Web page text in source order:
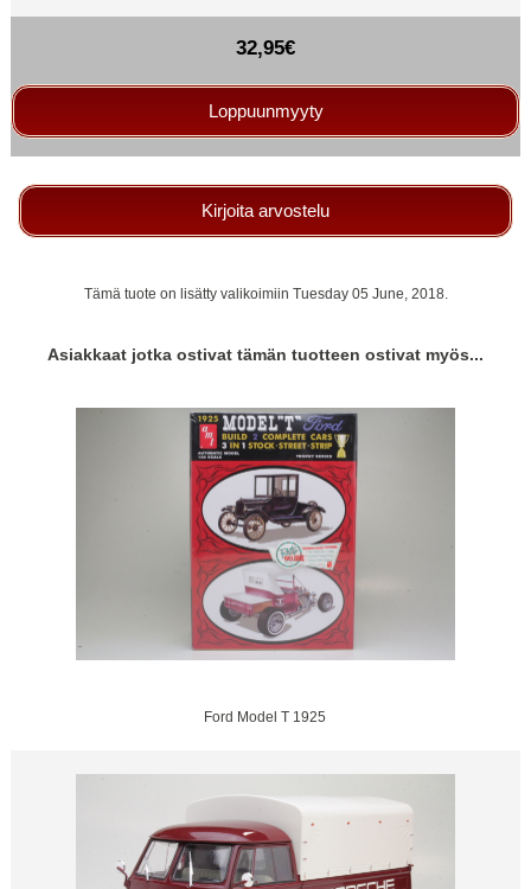
32,95€
Loppuunmyyty
Kirjoita arvostelu
Tämä tuote on lisätty valikoimiin Tuesday 05 June, 2018.
Asiakkaat jotka ostivat tämän tuotteen ostivat myös...
Ford Model T 1925